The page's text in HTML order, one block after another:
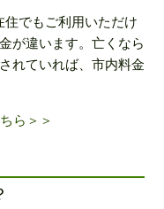
でもご利用いただけ
が違います。亡くなら
れていれば、市内料金
ら＞＞